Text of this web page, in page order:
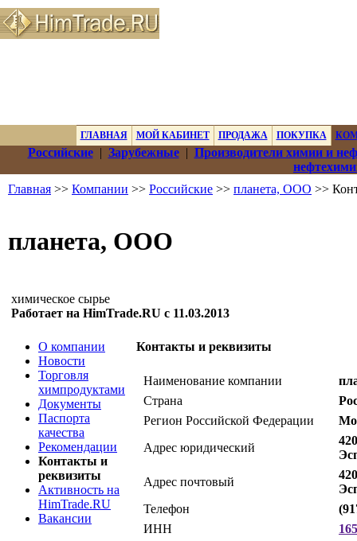
ГЛАВНАЯ МОЙ КАБИНЕТ ПРОДАЖА ПОКУПКА
Российские| Зарубежные| Производители химии и
Главная >> Компании >> Российские >> планета, ООО >>
планета, ООО
химическое сырье
Работает на HimTrade.RU с 11.03.2013
О компании
Новости
Торговля
химпродуктами
Документы
Паспорта
качества
Рекомендации
Контакты и
реквизиты
Активность на
HimTrade.RU
Вакансии
Контакты и реквизиты
Наименование компании
Страна
Регион Российской Федерации
Адрес юридический
Адрес почтовый
Телефон
ИНН